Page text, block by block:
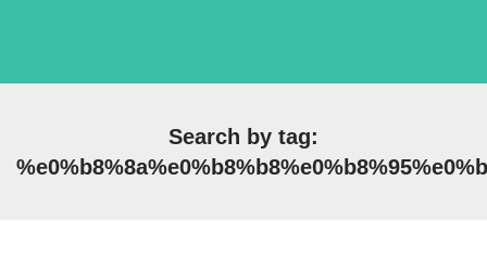
Search by tag: